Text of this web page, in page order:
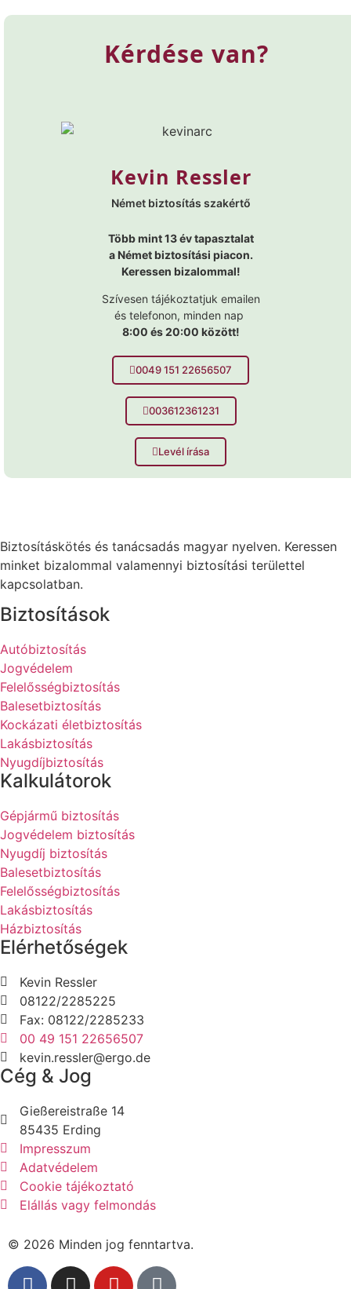
Kérdése van?
Kevin Ressler
Német biztosítás szakértő
Több mint 13 év tapasztalat
a Német biztosítási piacon.
Keressen bizalommal!
Szívesen tájékoztatjuk emailen
és telefonon, minden nap
8:00 és 20:00 között!
0049 151 22656507
003612361231
Levél írása
Biztosításkötés és tanácsadás magyar nyelven. Keressen
minket bizalommal valamennyi biztosítási területtel
kapcsolatban.
Biztosítások
Autóbiztosítás
Jogvédelem
Felelősségbiztosítás
Balesetbiztosítás
Kockázati életbiztosítás
Lakásbiztosítás
Nyugdíjbiztosítás
Kalkulátorok
Gépjármű biztosítás
Jogvédelem biztosítás
Nyugdíj biztosítás
Balesetbiztosítás
Felelősségbiztosítás
Lakásbiztosítás
Házbiztosítás
Elérhetőségek
Kevin Ressler
08122/2285225
Fax: 08122/2285233
00 49 151 22656507
kevin.ressler@ergo.de
Cég & Jog
Gießereistraße 14
85435 Erding
Impresszum
Adatvédelem
Cookie tájékoztató
Elállás vagy felmondás
© 2026 Minden jog fenntartva.